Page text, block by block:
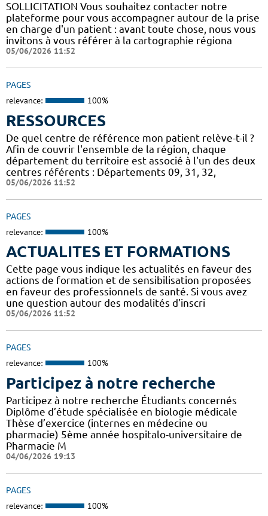
SOLLICITATION Vous souhaitez contacter notre
plateforme pour vous accompagner autour de la prise
en charge d'un patient : avant toute chose, nous vous
invitons à vous référer à la cartographie régiona
05/06/2026 11:52
PAGES
relevance: 100%
RESSOURCES
De quel centre de référence mon patient relève-t-il ?
Afin de couvrir l'ensemble de la région, chaque
département du territoire est associé à l'un des deux
centres référents : Départements 09, 31, 32,
05/06/2026 11:52
PAGES
relevance: 100%
ACTUALITES ET FORMATIONS
Cette page vous indique les actualités en faveur des
actions de formation et de sensibilisation proposées
en faveur des professionnels de santé. Si vous avez
une question autour des modalités d'inscri
05/06/2026 11:52
PAGES
relevance: 100%
Participez à notre recherche
Participez à notre recherche Étudiants concernés
Diplôme d’étude spécialisée en biologie médicale
Thèse d’exercice (internes en médecine ou
pharmacie) 5ème année hospitalo-universitaire de
Pharmacie M
04/06/2026 19:13
PAGES
relevance: 100%